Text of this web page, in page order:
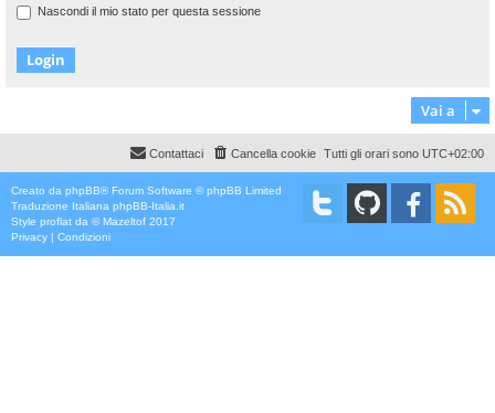
Nascondi il mio stato per questa sessione
Vai a
Tutti gli orari sono UTC+02:00
Cancella cookie
Contattaci
Creato da phpBB® Forum Software © phpBB Limited
Traduzione Italiana phpBB-Italia.it
Style proflat da ©Mazeltof 2017
Privacy | Condizioni